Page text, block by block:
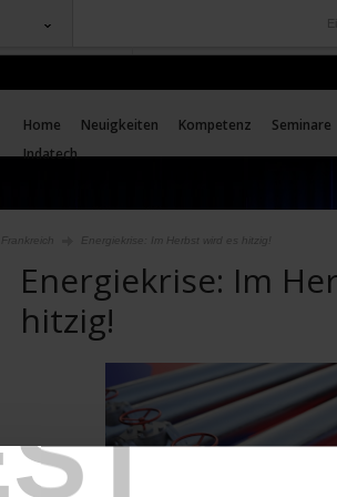
für Sie
Unsere Auslands-
Home Neuigkeiten Kompetenz Seminare
Indatech
Frankreich Energiekrise: Im Herbst wird es hitzig!
Energiekrise: Im
hitzig!